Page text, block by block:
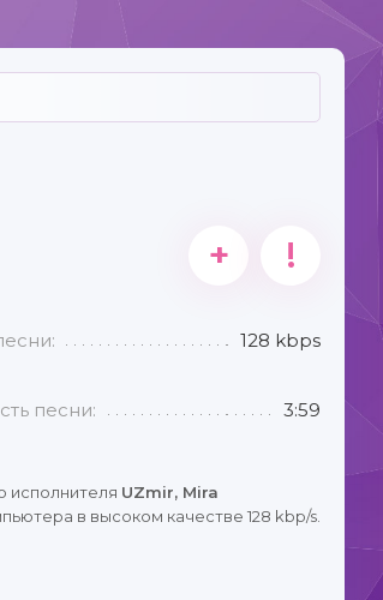
+ !
128 kbps
песни: 3:59
исполнителя UZmir, Mira
в высоком качестве 128 kbp/s.